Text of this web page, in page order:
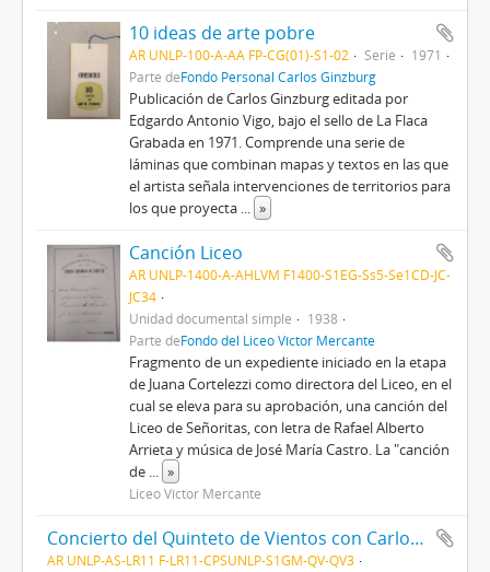
10 ideas de arte pobre
AR UNLP-100-A-AA FP-CG(01)-S1-02 Serie
1971
Parte deFondo Personal Carlos Ginzburg
Publicación de Carlos Ginzburg editada por
Edgardo Antonio Vigo, bajo el sello de La Flaca
Grabada en 1971. Comprende una serie de
láminas que combinan mapas y textos en las que
el artista señala intervenciones de territorios para
los que proyecta ... »
Canción Liceo
AR UNLP-1400-A-AHLVM F1400-S1EG-Ss5-Se1CD-JC-
JC34
Unidad documental simple
1938
Parte deFondo del Liceo Víctor Mercante
Fragmento de un expediente iniciado en la etapa
de Juana Cortelezzi como directora del Liceo, en el
cual se eleva para su aprobación, una canción del
Liceo de Señoritas, con letra de Rafael Alberto
Arrieta y música de José María Castro. La "canción
de ... »
Liceo Víctor Mercante
Concierto del Quinteto de Vientos con Carlos Berardi (piano)
AR UNLP-AS-LR11 F-LR11-CPSUNLP-S1GM-QV-QV3